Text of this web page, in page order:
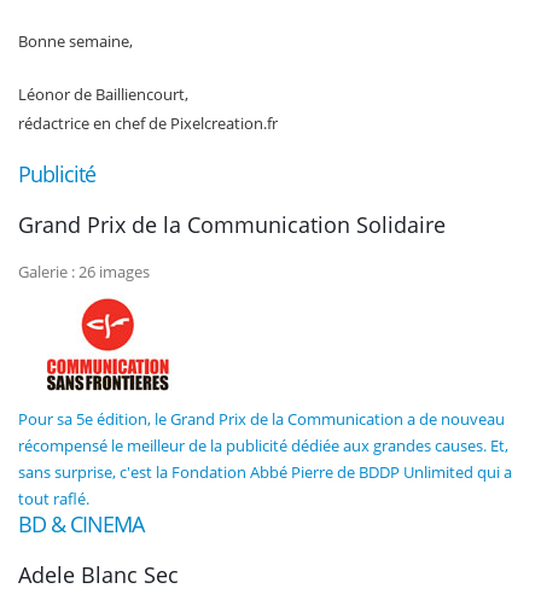
Bonne semaine,
Léonor de Bailliencourt,
rédactrice en chef de Pixelcreation.fr
Publicité
Grand Prix de la Communication Solidaire
Galerie : 26 images
Pour sa 5e édition, le Grand Prix de la Communication a de nouveau
récompensé le meilleur de la publicité dédiée aux grandes causes. Et,
sans surprise, c'est la Fondation Abbé Pierre de BDDP Unlimited qui a
tout raflé.
BD & CINEMA
Adele Blanc Sec